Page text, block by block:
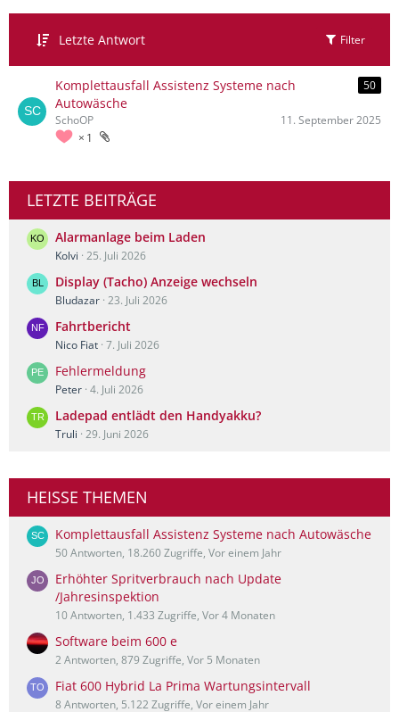
Letzte Antwort Filter
Komplettausfall Assistenz Systeme nach
Autowäsche
50
1
SchoOP 11. September 2025
LETZTE BEITRÄGE
Alarmanlage beim Laden
Kolvi 25. Juli 2026
Display (Tacho) Anzeige wechseln
Bludazar 23. Juli 2026
Fahrtbericht
Nico Fiat 7. Juli 2026
Fehlermeldung
Peter 4. Juli 2026
Ladepad entlädt den Handyakku?
Truli 29. Juni 2026
HEISSE THEMEN
Komplettausfall Assistenz Systeme nach Autowäsche
50 Antworten, 18.260 Zugriffe, Vor einem Jahr
Erhöhter Spritverbrauch nach Update
/Jahresinspektion
10 Antworten, 1.433 Zugriffe, Vor 4 Monaten
Software beim 600 e
2 Antworten, 879 Zugriffe, Vor 5 Monaten
Fiat 600 Hybrid La Prima Wartungsintervall
8 Antworten, 5.122 Zugriffe, Vor einem Jahr